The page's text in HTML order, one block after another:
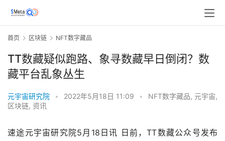
首页 区块链 NFT数字藏品
TT数藏疑似跑路、象寻数藏早日倒闭？数
藏平台乱象丛生
元宇宙研究院 • 2022年5月18日 11:09 • NFT数字藏品, 元宇宙,
区块链, 资讯
速途元宇宙研究院5月18日讯 日前，TT数藏公众号发布